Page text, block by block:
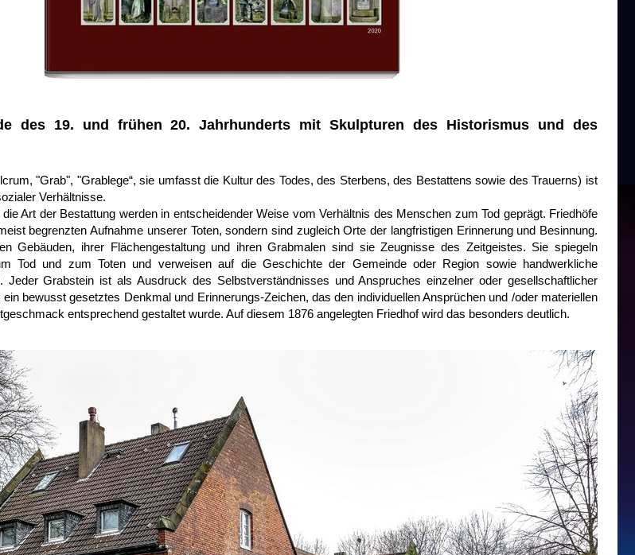
des 19. und frühen 20. Jahrhunderts mit Skulpturen des Historismus und des
"Grab", "Grablege“, sie umfasst die Kultur des Todes, des Sterbens, des Bestattens sowie des Trauerns) ist
Verhältnisse.
Art der Bestattung werden in entscheidender Weise vom Verhältnis des Menschen zum Tod geprägt. Friedhöfe
begrenzten Aufnahme unserer Toten, sondern sind zugleich Orte der langfristigen Erinnerung und Besinnung.
Gebäuden, ihrer Flächengestaltung und ihren Grabmalen sind sie Zeugnisse des Zeitgeistes. Sie spiegeln
Tod und zum Toten und verweisen auf die Geschichte der Gemeinde oder Region sowie handwerkliche
Jeder Grabstein ist als Ausdruck des Selbstverständnisses und Anspruches einzelner oder gesellschaftlicher
bewusst gesetztes Denkmal und Erinnerungs-Zeichen, das den individuellen Ansprüchen und /oder materiellen
entsprechend gestaltet wurde. Auf diesem 1876 angelegten Friedhof wird das besonders deutlich.